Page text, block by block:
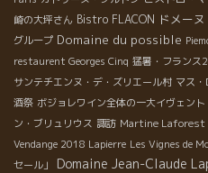
崎の大坪さん Bistro FLACON ドメー
グループ Domaine du possible
restaurent Georges Cinq 猛暑・フランス
サンテチエンヌ・デ・ズリエール村 マス
酒祭 ボジョレワイン全体の一大イヴェント
ン・ブリュリウス 諏訪 Martine Laforest
Vendange 2018 Lapierre Les Vignes de
セール」
Domaine Jean-Claude